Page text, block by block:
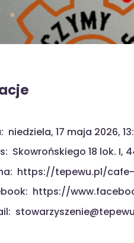
niedziela, 17 maja 2026,
Skowrońskiego 18 lok. I,
https://tepewu.pl/
https://